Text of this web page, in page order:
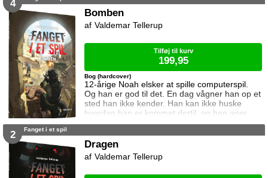
beskeder til ham. I denne bog vil uret have
Og hvad sker der hvis det mislykkes? Kampen
4
Bomben
12-årige Noah elsker at spille computerspil.
Og han er god til det. En dag vågner han op et
sted han ikke kender. Han kan ikke huske
hvordan han er kommet dertil, og han aner
ikke hvordan han kommer hjem igen. Den
beskeder til ham. I denne bog vil uret have
ham til bekæmpe terrorister. Kan Noah det?
Og hvad sker der hvis det mislykkes? Bomben
Bog (hardcover)
Valdemar Tellerup
Tilføj til kurv
199,95
2 Fanget i et spil
Dragen
Valdemar Tellerup